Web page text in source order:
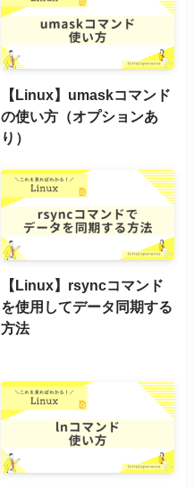
【Linux】umaskコマンド
の使い方（オプションあ
り）
【Linux】rsyncコマンド
を使用してデータ同期する
方法